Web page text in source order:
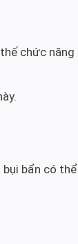
chức năng
bụi bẩn có thể